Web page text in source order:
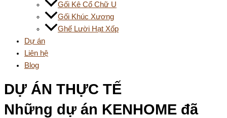
Gối Kê Cổ Chữ U
Gối Khúc Xương
Ghế Lười Hạt Xốp
Dự án
Liên hệ
Blog
DỰ ÁN THỰC TẾ
Những dự án KENHOME đã